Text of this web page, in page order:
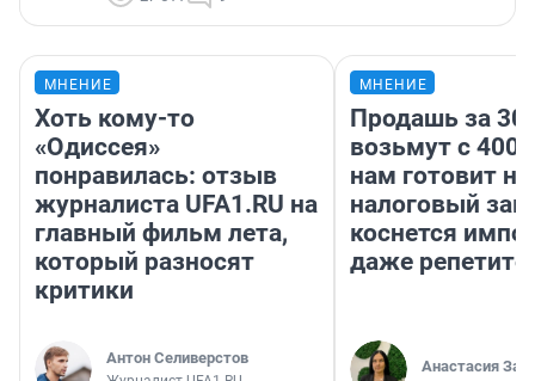
МНЕНИЕ
Хоть кому-то
«Одиссея»
понравилась: отзыв
журналиста UFA1.RU на
главный фильм лета,
который разносят
критики
Антон Селиверстов
МНЕНИЕ
Продашь за
возьмут с
нам готовит
налоговый
коснется
даже
Анастасия